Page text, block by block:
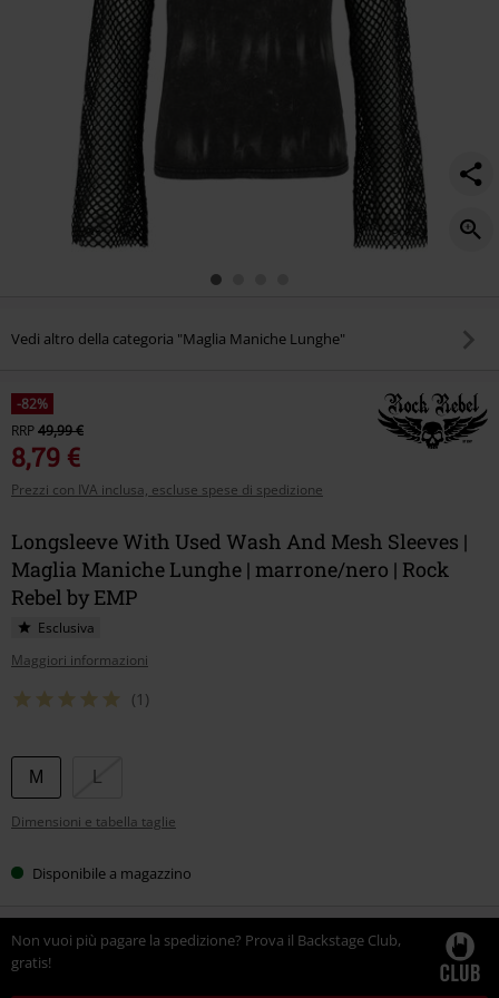
Vedi altro della categoria "Maglia Maniche Lunghe"
-82%
RRP49,99 €
8,79 €
Prezzi con IVA inclusa, escluse spese di spedizione
Longsleeve With Used Wash And Mesh Sleeves |
Maglia Maniche Lunghe | marrone/nero | Rock
Rebel by EMP
Esclusiva
Maggiori informazioni
(1)
Scegli
la
tua
M
Dimensioni e tabella taglie
Disponibile a magazzino
Non vuoi più pagare la spedizione? Prova il Backstage Club,
gratis!